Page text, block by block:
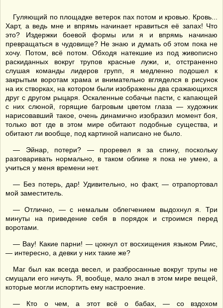
Гуляющий по площадке ветерок пах потом и кровью. Кровь...
Харт, а ведь мне и впрямь начинает нравиться её запах! Что
это? Издержки боевой формы или я и впрямь начинаю
превращаться в чудовище? Не знаю и думать об этом пока не
хочу. Потом, всё потом. Обходя натекшие из под живописно
раскиданных вокруг трупов красные лужи, и, отстраненно
слушая команды лидеров групп, я медленно подошел к
закрытым воротам храма и внимательно вгляделся в рисунок
на их створках, на котором были изображены два сражающихся
друг с другом рыцаря. Оскаленные собачьи пасти, с капающей
с них слюной, горящие багровым цветом глаза — художник
нарисовавший такое, очень динамично изобразил момент боя,
только вот где в этом мире обитают подобные существа, и
обитают ли вообще, под картиной написано не было.
— Эйнар, потери? — проревел я за спину, поскольку
разговаривать нормально, в таком облике я пока не умею, а
учиться у меня времени нет.
— Без потерь, дар! Удивительно, но факт, — отрапортовал
мой заместитель.
— Отлично, — с немалым облегчением выдохнул я. Три
минуты на приведение себя в порядок и строимся перед
воротами.
— Вау! Какие парни! — цокнул от восхищения языком Риис,
— интересно, а девки у них такие же?
Маг был как всегда весел, и разбросанные вокруг трупы не
смущали его ничуть. Я, вообще, мало знал в этом мире вещей,
которые могли испортить ему настроение.
— Кто о чем, а этот всё о бабах, — со вздохом